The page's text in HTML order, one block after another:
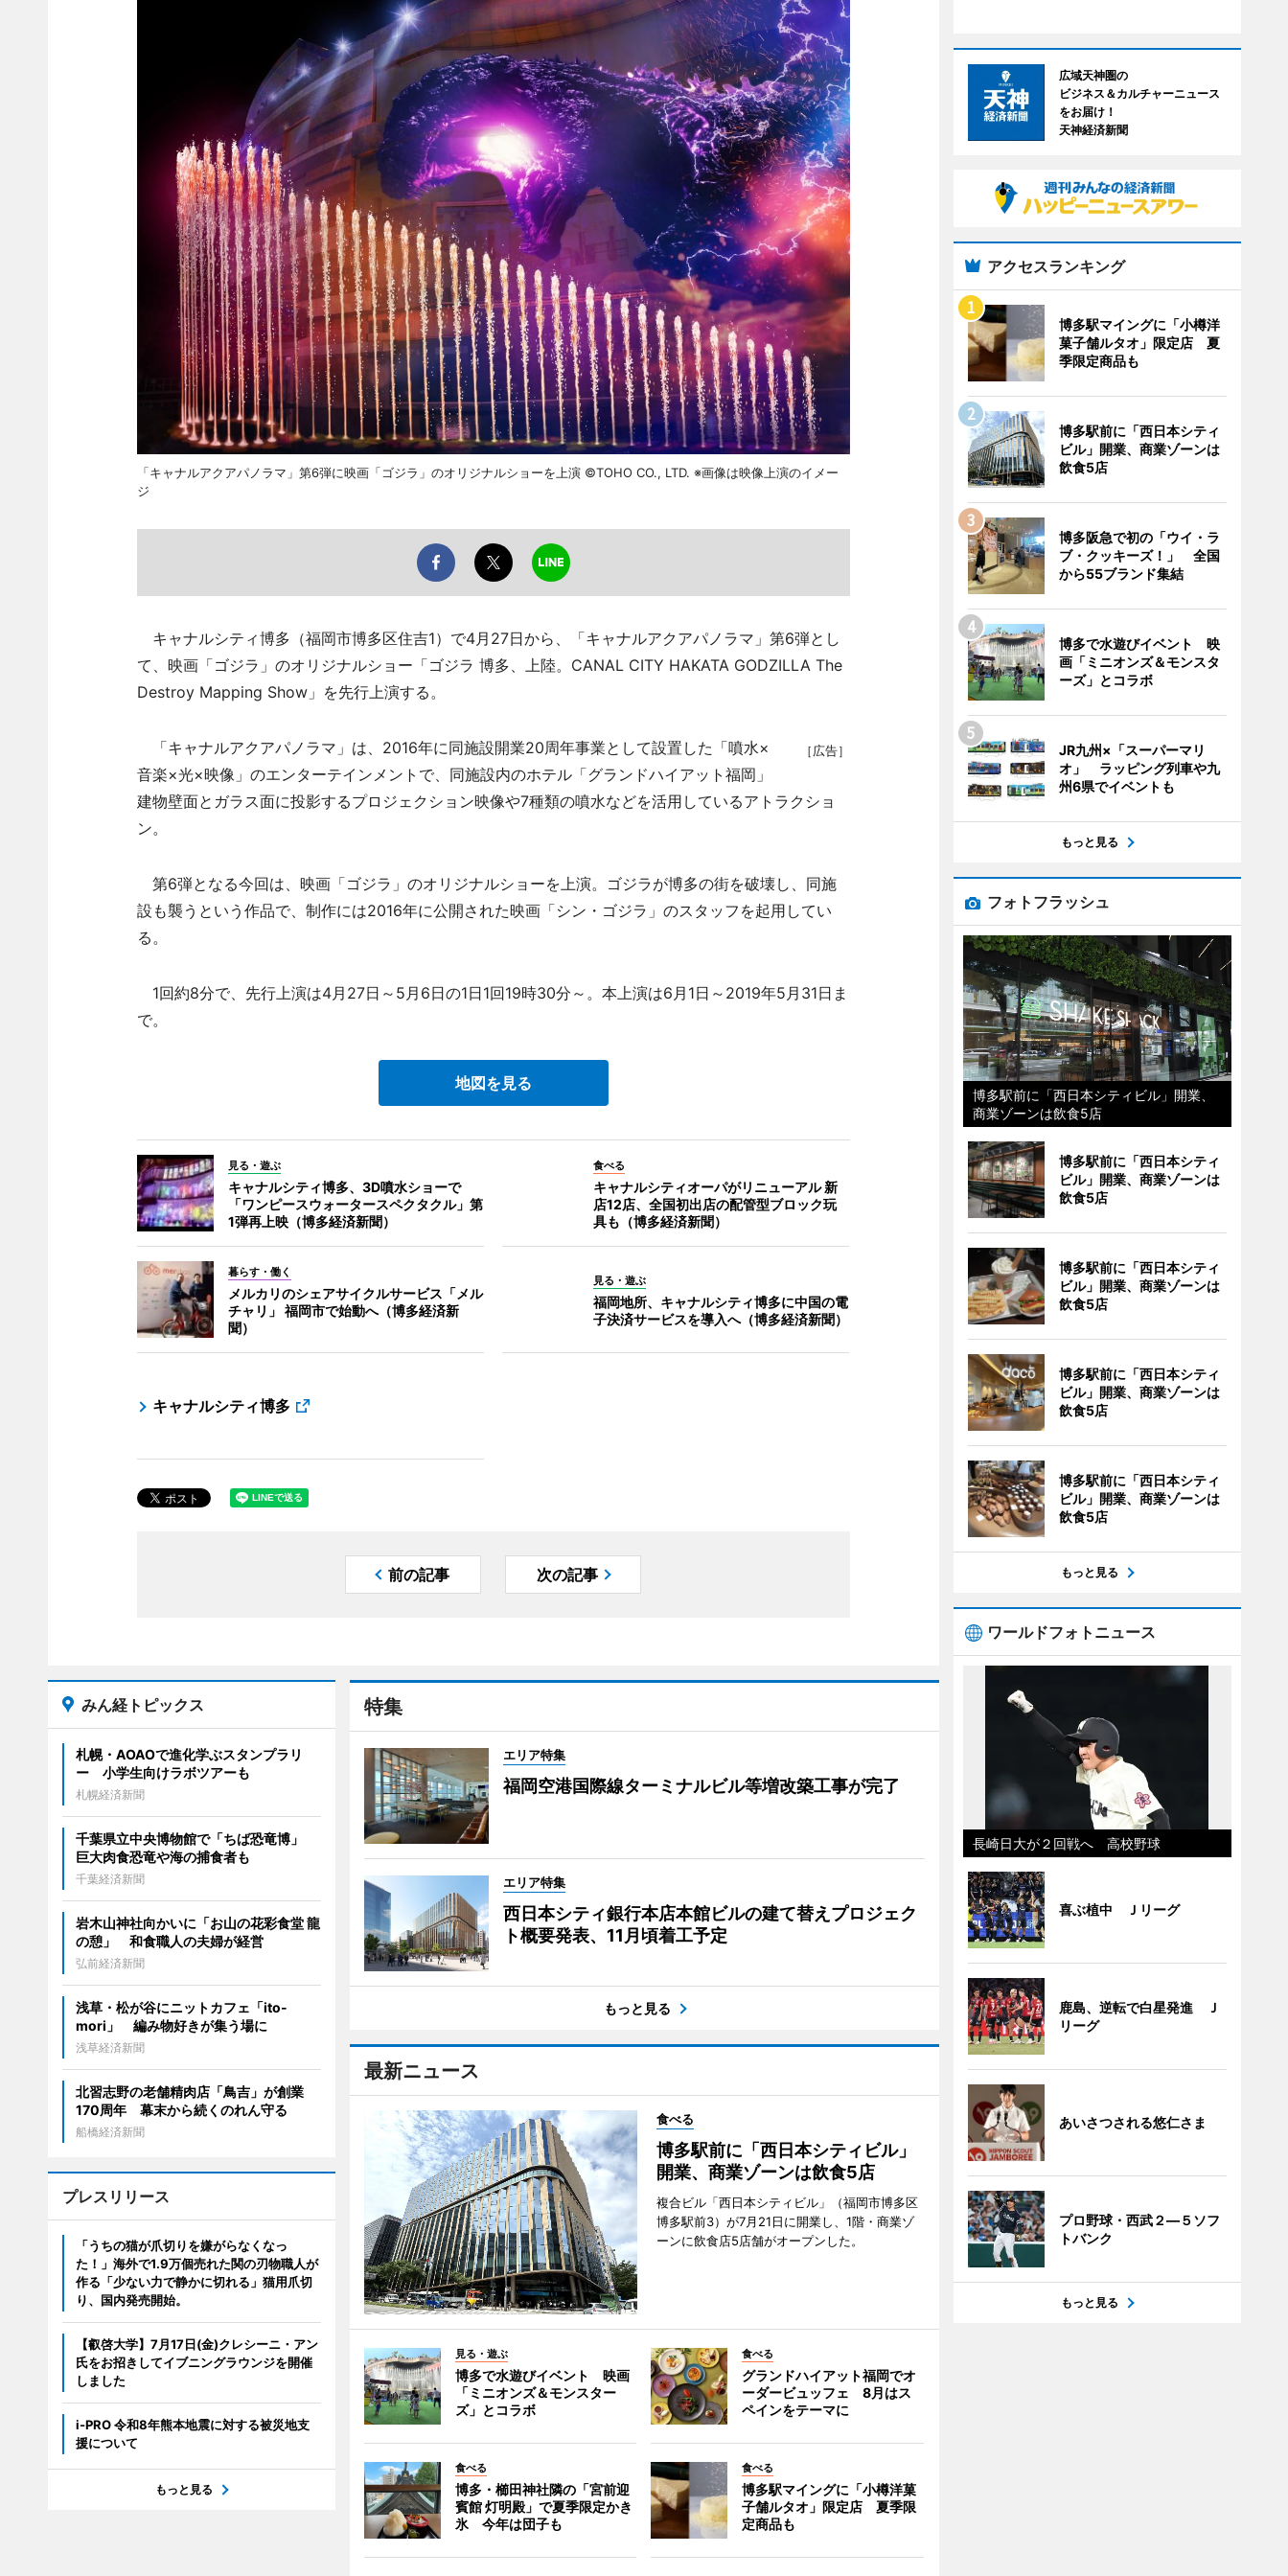
「キャナルアクアパノラマ」第6弾に映画「ゴジラ」のオリジナルショーを上演 ©TOHO CO., LTD. ※画像は映像上演のイメー
ジ
キャナルシティ博多（福岡市博多区住吉1）で4月27日から、「キャナルアクアパノラマ」第6弾とし
て、映画「ゴジラ」のオリジナルショー「ゴジラ 博多、上陸。CANAL CITY HAKATA GODZILLA The
Destroy Mapping Show」を先行上演する。
［広告］
「キャナルアクアパノラマ」は、2016年に同施設開業20周年事業として設置した「噴水×
音楽×光×映像」のエンターテインメントで、同施設内のホテル「グランドハイアット福岡」
建物壁面とガラス面に投影するプロジェクション映像や7種類の噴水などを活用しているアトラクショ
ン。
第6弾となる今回は、映画「ゴジラ」のオリジナルショーを上演。ゴジラが博多の街を破壊し、同施
設も襲うという作品で、制作には2016年に公開された映画「シン・ゴジラ」のスタッフを起用してい
る。
1回約8分で、先行上演は4月27日～5月6日の1日1回19時30分～。本上演は6月1日～2019年5月31日ま
で。
地図を見る
見る・遊ぶ
キャナルシティ博多、3D噴水ショーで
「ワンピースウォータースペクタクル」第
1弾再上映（博多経済新聞）
食べる
キャナルシティオーパがリニューアル 新
店12店、全国初出店の配管型ブロック玩
具も（博多経済新聞）
暮らす・働く
メルカリのシェアサイクルサービス「メル
チャリ」 福岡市で始動へ（博多経済新
聞）
見る・遊ぶ
福岡地所、キャナルシティ博多に中国の電
子決済サービスを導入へ（博多経済新聞）
キャナルシティ博多
前の記事 次の記事
特集
エリア特集
福岡空港国際線ターミナルビル等増改築工事が完了
エリア特集
西日本シティ銀行本店本館ビルの建て替えプロジェク
ト概要発表、11月頃着工予定
もっと見る
最新ニュース
食べる
博多駅前に「西日本シティビル」
開業、商業ゾーンは飲食5店
複合ビル「西日本シティビル」（福岡市博多区
博多駅前3）が7月21日に開業し、1階・商業ゾ
ーンに飲食店5店舗がオープンした。
見る・遊ぶ
博多で水遊びイベント 映画
「ミニオンズ＆モンスター
ズ」とコラボ
食べる
グランドハイアット福岡でオ
ーダービュッフェ 8月はス
ペインをテーマに
食べる
博多・櫛田神社隣の「宮前迎
賓館 灯明殿」で夏季限定かき
氷 今年は団子も
食べる
博多駅マイングに「小樽洋菓
子舗ルタオ」限定店 夏季限
定商品も
みん経トピックス
札幌・AOAOで進化学ぶスタンプラリ
ー 小学生向けラボツアーも
札幌経済新聞
千葉県立中央博物館で「ちば恐竜博」
巨大肉食恐竜や海の捕食者も
千葉経済新聞
岩木山神社向かいに「お山の花彩食堂 龍
の憩」 和食職人の夫婦が経営
弘前経済新聞
浅草・松が谷にニットカフェ「ito-
mori」 編み物好きが集う場に
浅草経済新聞
北習志野の老舗精肉店「鳥吉」が創業
170周年 幕末から続くのれん守る
船橋経済新聞
プレスリリース
「うちの猫が爪切りを嫌がらなくなっ
た！」海外で1.9万個売れた関の刃物職人が
作る「少ない力で静かに切れる」猫用爪切
り、国内発売開始。
【叡啓大学】7月17日(金)クレシーニ・アン
氏をお招きしてイブニングラウンジを開催
しました
i-PRO 令和8年熊本地震に対する被災地支
援について
もっと見る
広域天神圏の
ビジネス＆カルチャーニュース
をお届け！
天神経済新聞
アクセスランキング
博多駅マイングに「小樽洋
菓子舗ルタオ」限定店 夏
季限定商品も
博多駅前に「西日本シティ
ビル」開業、商業ゾーンは
飲食5店
博多阪急で初の「ウイ・ラ
ブ・クッキーズ！」 全国
から55ブランド集結
博多で水遊びイベント 映
画「ミニオンズ＆モンスタ
ーズ」とコラボ
JR九州×「スーパーマリ
オ」 ラッピング列車や九
州6県でイベントも
もっと見る
フォトフラッシュ
博多駅前に「西日本シティビル」開業、
商業ゾーンは飲食5店
博多駅前に「西日本シティ
ビル」開業、商業ゾーンは
飲食5店
博多駅前に「西日本シティ
ビル」開業、商業ゾーンは
飲食5店
博多駅前に「西日本シティ
ビル」開業、商業ゾーンは
飲食5店
博多駅前に「西日本シティ
ビル」開業、商業ゾーンは
飲食5店
もっと見る
ワールドフォトニュース
長崎日大が２回戦へ 高校野球
喜ぶ植中 Ｊリーグ
鹿島、逆転で白星発進 Ｊ
リーグ
あいさつされる悠仁さま
プロ野球・西武２―５ソフ
トバンク
もっと見る